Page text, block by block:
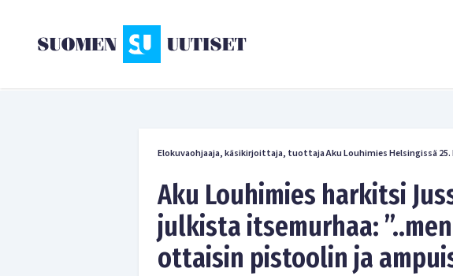
Elokuvaohjaaja, käsikirjoittaja, tuottaja Aku Louhimies Helsingissä 25.
Aku Louhimies harkitsi
julkista itsemurhaa:
ottaisin pistoolin ja